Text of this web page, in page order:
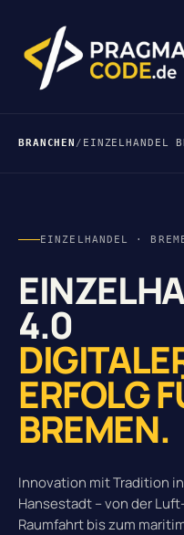
BRANCHEN / EINZELHANDEL
EINZELHANDEL ·
4.0
ERFOLG
BREMEN.
Innovation mit Tradition
Hansestadt – von der
Raumfahrt bis zum